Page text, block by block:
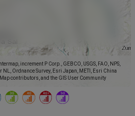
increment P Corp., GEBCO, USGS, FAO, NPS,
NL, Ordnance Survey, Esri Japan, METI, Esri China
contributors, and the GIS User Community